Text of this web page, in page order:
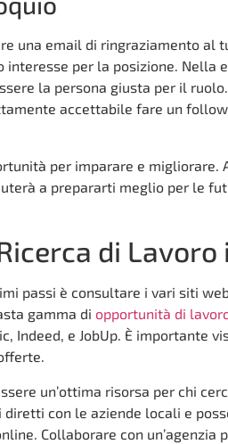
una email di ringraziamento al
per la posizione. Nella
la persona giusta per il
accettabile fare un
per imparare e migliorare.
a prepararti meglio per le
di Lavoro
passi è consultare i vari siti
gamma di opportunità di
Indeed, e JobUp. È importante
un’ottima risorsa per chi
con le aziende locali e
Collaborare con un’agenzia